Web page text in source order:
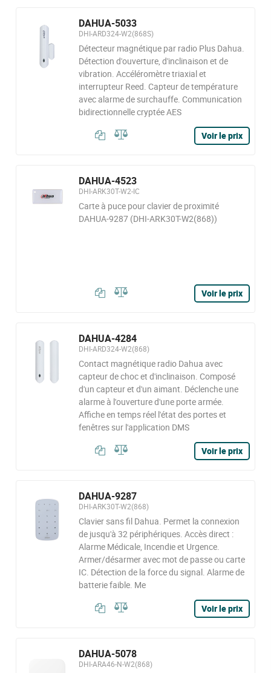
DAHUA-5033
DHI-ARD324-W2(868S)
Détecteur magnétique par radio Plus Dahua.
Détection d'ouverture, d'inclinaison et de
vibration. Accéléromètre triaxial et
interrupteur Reed. Capteur de température
avec alarme de surchauffe. Communication
bidirectionnelle cryptée AES
Voir le prix
DAHUA-4523
DHI-ARK30T-W2-IC
Carte à puce pour clavier de proximité
DAHUA-9287 (DHI-ARK30T-W2(868))
Voir le prix
DAHUA-4284
DHI-ARD324-W2(868)
Contact magnétique radio Dahua avec
capteur de choc et d'inclinaison. Composé
d'un capteur et d'un aimant. Déclenche une
alarme à l'ouverture d'une porte armée.
Affiche en temps réel l'état des portes et
fenêtres sur l'application DMS
Voir le prix
DAHUA-9287
DHI-ARK30T-W2(868)
Clavier sans fil Dahua. Permet la connexion
de jusqu'à 32 périphériques. Accès direct :
Alarme Médicale, Incendie et Urgence.
Armer/désarmer avec mot de passe ou carte
IC. Détection de la force du signal. Alarme de
batterie faible. Me
Voir le prix
DAHUA-5078
DHI-ARA46-N-W2(868)